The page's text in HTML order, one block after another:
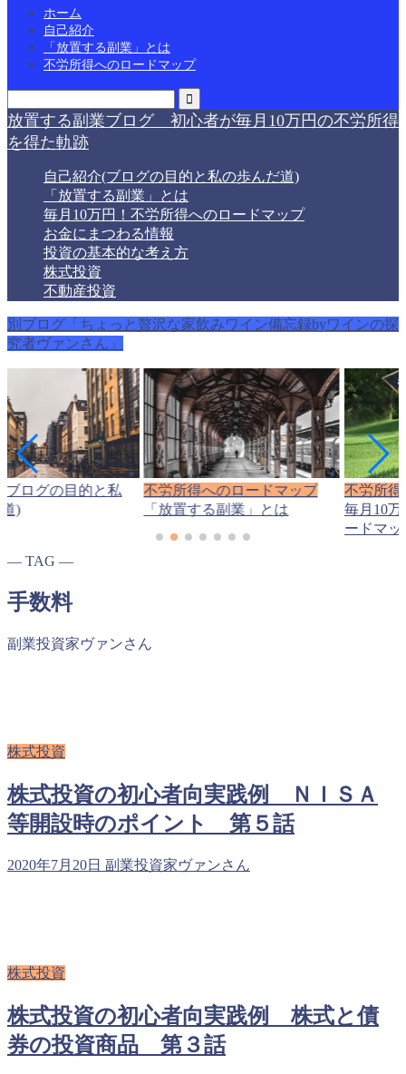
ホーム
自己紹介
「放置する副業」とは
不労所得へのロードマップ
放置する副業ブログ 初心者が毎月10万円の不労所得
を得た軌跡
自己紹介(ブログの目的と私の歩んだ道)
「放置する副業」とは
毎月10万円！不労所得へのロードマップ
お金にまつわる情報
投資の基本的な考え方
株式投資
不動産投資
別ブログ「ちょっと贅沢な家飲みワイン備忘録byワインの探
究者ヴァンさん」
ブログの目的と私
)
不労所得へのロードマップ
「放置する副業」とは
不労所得
毎月10
ードマッ
― TAG ―
手数料
副業投資家ヴァンさん
株式投資
株式投資の初心者向実践例 ＮＩＳＡ
等開設時のポイント 第５話
2020年7月20日 副業投資家ヴァンさん
株式投資
株式投資の初心者向実践例 株式と債
券の投資商品 第３話